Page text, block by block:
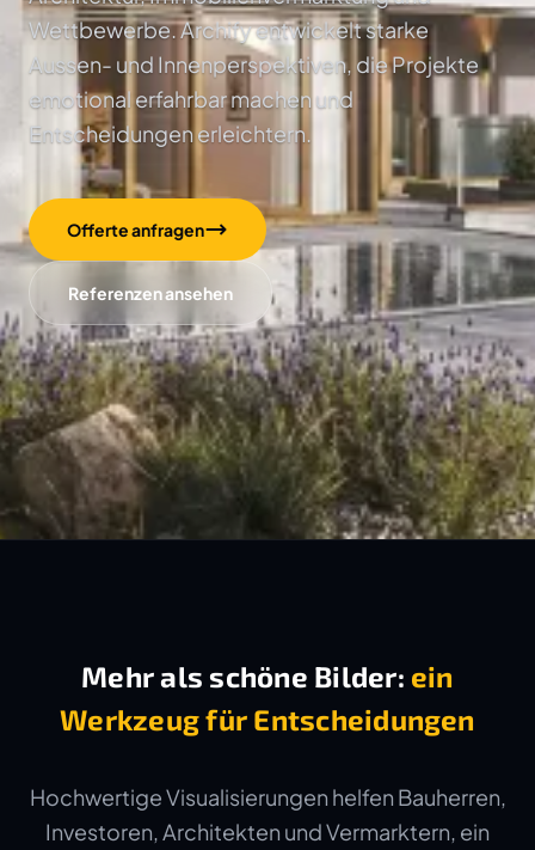
Wettbewerbe. Archify entwickelt starke
Aussen- und Innenperspektiven, die Projekte
emotional erfahrbar machen und
Entscheidungen erleichtern.
Offerte anfragen
Referenzen ansehen
Mehr als schöne Bilder: ein
Werkzeug für Entscheidungen
Hochwertige Visualisierungen helfen Bauherren,
Investoren, Architekten und Vermarktern, ein